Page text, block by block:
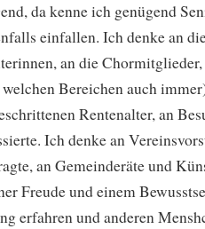
da kenne ich genügend
einfallen. Ich denke an
an die
Bereichen auch
Rentenalter, an
Ich denke an
an Gemeinderäte und
Freude und einem
erfahren und anderen